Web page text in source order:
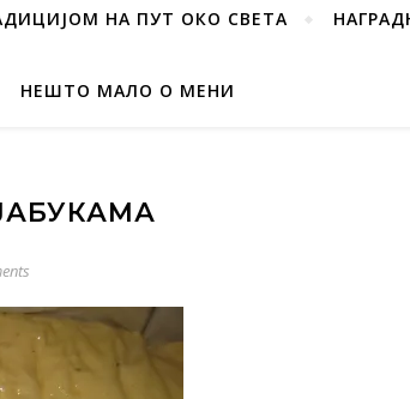
НА ПУТ ОКО СВЕТА
НЕШТО МАЛО О МЕНИ